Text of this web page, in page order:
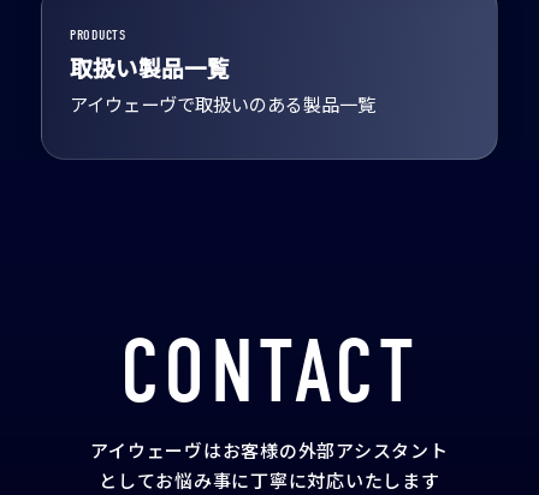
PRODUCTS
取扱い製品一覧
アイウェーヴで取扱いのある製品一覧
CONTACT
アイウェーヴはお客様の外部アシスタント
としてお悩み事に丁寧に対応いたします